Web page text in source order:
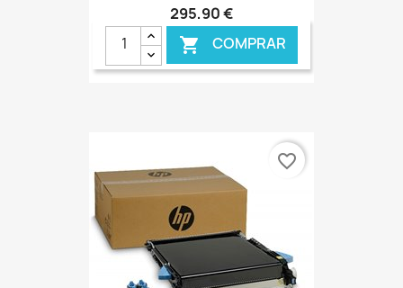
295,90 €
 COMPRAR
favorite_border